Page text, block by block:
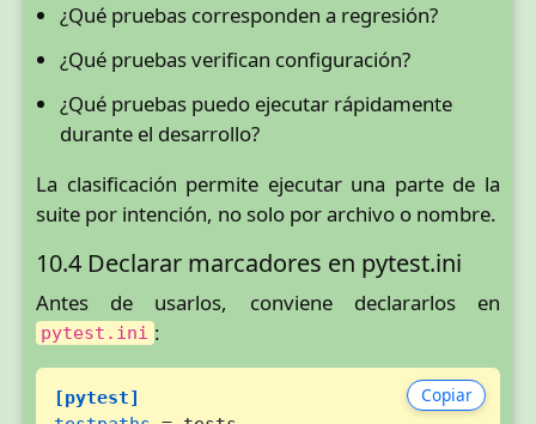
¿Qué pruebas corresponden a regresión?
¿Qué pruebas verifican configuración?
¿Qué pruebas puedo ejecutar rápidamente
durante el desarrollo?
La clasificación permite ejecutar una parte de la
suite por intención, no solo por archivo o nombre.
10.4 Declarar marcadores en pytest.ini
Antes de usarlos, conviene declararlos en
pytest.ini :
Copiar
[pytest]